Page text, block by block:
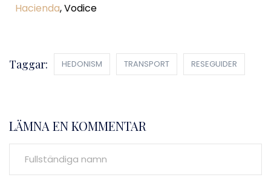
Hacienda, Vodice
Taggar: HEDONISM TRANSPORT RESEGUIDER
LÄMNA EN KOMMENTAR